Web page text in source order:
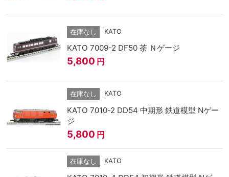
在庫なし KATO
KATO 7009-2 DF50 茶 Ｎゲージ
5,800 円
在庫なし KATO
KATO 7010-2 DD54 中期形 鉄道模型 Nゲー
ジ
5,800 円
在庫なし KATO